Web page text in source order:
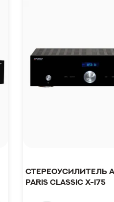
Стереоусилитель
Paris Classic X-i75